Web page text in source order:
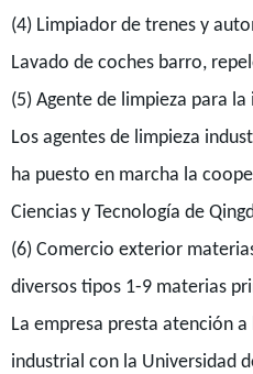
(4) Limpiador de trenes y
Lavado de coches barro,
(5) Agente de limpieza para
Los agentes de limpieza
ha puesto en marcha la
Ciencias y Tecnología de
(6) Comercio exterior
diversos tipos 1-9 materias
La empresa presta atención
industrial con la Universidad